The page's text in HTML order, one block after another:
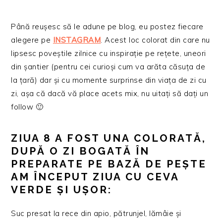
Până reușesc să le adune pe blog, eu postez fiecare
alegere pe INSTAGRAM. Acest loc colorat din care nu
lipsesc poveștile zilnice cu inspirație pe rețete, uneori
din șantier (pentru cei curioși cum va arăta căsuța de
la țară) dar și cu momente surprinse din viața de zi cu
zi, așa că dacă vă place acets mix, nu uitați să dați un
follow 🙂
ZIUA 8 A FOST UNA COLORATĂ,
DUPĂ O ZI BOGATĂ ÎN
PREPARATE PE BAZĂ DE PEȘTE
AM ÎNCEPUT ZIUA CU CEVA
VERDE ȘI UȘOR:
Suc presat la rece din apio, pătrunjel, lămâie și